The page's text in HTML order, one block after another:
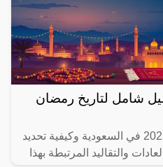
2025؟ دليل شامل لتاريخ رمضان
اكتشف متى يبدأ رمضان 2025 في السعودية وكيفية تحديد
والتقاليد المرتبطة بهذا